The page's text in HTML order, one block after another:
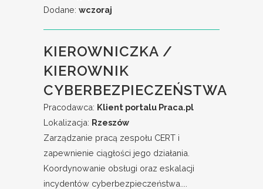
Dodane: wczoraj
KIEROWNICZKA /
KIEROWNIK
CYBERBEZPIECZEŃSTWA
Pracodawca: Klient portalu Praca.pl
Lokalizacja: Rzeszów
Zarządzanie pracą zespołu CERT i
zapewnienie ciągłości jego działania.
Koordynowanie obsługi oraz eskalacji
incydentów cyberbezpieczeństwa....